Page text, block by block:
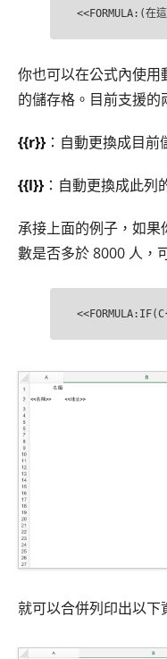
你也可以在公式內使
的儲存格。目前支援的
{{r}} ：自動更換成目前
{{l}} ：自動更換成此列
承接上面的例子，如果
數是否多於 8000 人，
就可以合併列印出以下